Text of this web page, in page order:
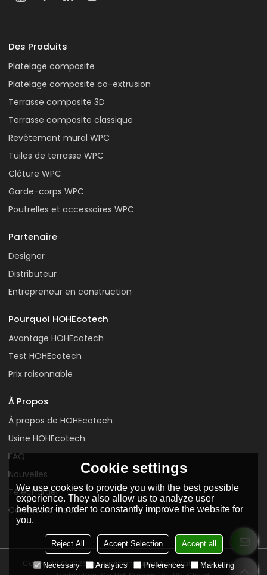
Des Produits
Platelage composite
Platelage composite co-extrusion
Terrasse composite 3D
Terrasse composite classique
Revêtement mural WPC
Tuiles de terrasse WPC
Clôture WPC
Garde-corps WPC
Poutrelles et accessoires WPC
Partenaire
Designer
Distributeur
Entrepreneur en construction
Pourquoi HOHEcotech
Avantage HOHEcotech
Test HOHEcotech
Prix raisonnable
À Propos
À propos de HOHEcotech
Usine HOHEcotech
FAQ
Nouvelles
Télécharger
Contactez-nous
Copyright © 2026Huangshan Huasu New Material Science &
Cookie settings
We use cookies to provide you with the best possible
experience. They also allow us to analyze user
behavior in order to constantly improve the website for
you.
Reject All Accept Selection Accept all
Necessary Analytics Preferences Marketing